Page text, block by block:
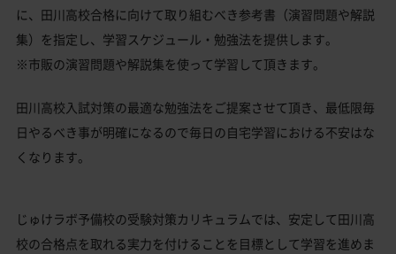
に、田川高校合格に向けて取り組むべき参考書（演習問題や解説
集）を指定し、学習スケジュール・勉強法を提供します。
※市販の演習問題や解説集を使って学習して頂きます。
田川高校入試対策の最適な勉強法をご提案させて頂き、最低限毎
日やるべき事が明確になるので毎日の自宅学習における不安はな
くなります。
じゅけラボ予備校の受験対策カリキュラムでは、安定して田川高
校の合格点を取れる実力を付けることを目標として学習を進めま